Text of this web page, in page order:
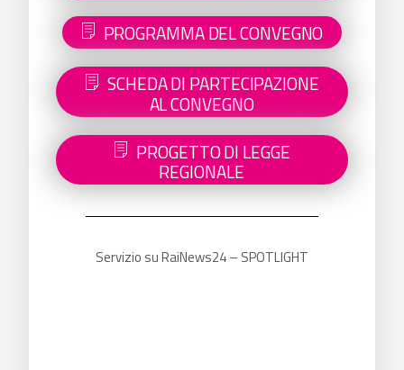
PROGRAMMA DEL CONVEGNO
SCHEDA DI PARTECIPAZIONE
AL CONVEGNO
PROGETTO DI LEGGE
REGIONALE
Servizio su RaiNews24 – SPOTLIGHT